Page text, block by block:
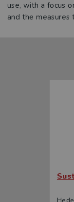
use, with a focus
and the